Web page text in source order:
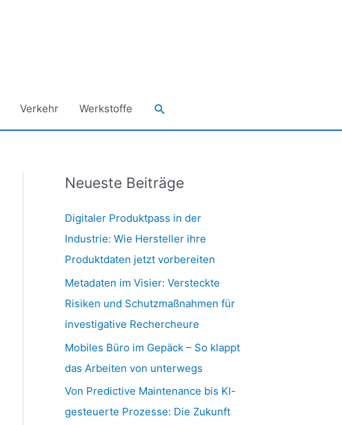
Verkehr Werkstoffe Suchen
Neueste Beiträge
Digitaler Produktpass in der
Industrie: Wie Hersteller ihre
Produktdaten jetzt vorbereiten
Metadaten im Visier: Versteckte
Risiken und Schutzmaßnahmen für
investigative Rechercheure
Mobiles Büro im Gepäck – So klappt
das Arbeiten von unterwegs
Von Predictive Maintenance bis KI-
gesteuerte Prozesse: Die Zukunft